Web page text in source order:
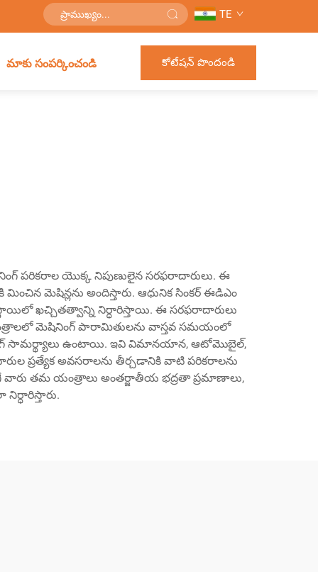
TE
మాకు సంపర్కించండి కోటేషన్ పొందండి
పరికరాల యొక్క నిపుణులైన సరఫరాదారులు. ఈ
మెషిన్లను అందిస్తారు. ఆధునిక సింకర్ ఈడిఎం
ఖచ్చితత్వాన్ని నిర్ధారిస్తాయి. ఈ సరఫరాదారులు
మెషినింగ్ పారామితులను వాస్తవ సమయంలో
మానిటరింగ్ సామర్థ్యాలు ఉంటాయి. ఇవి విమానయాన, ఆటోమొబైల్,
ప్రత్యేక అవసరాలను తీర్చడానికి వాటి పరికరాలను
వారు తమ యంత్రాలు అంతర్జాతీయ భద్రతా ప్రమాణాలు,